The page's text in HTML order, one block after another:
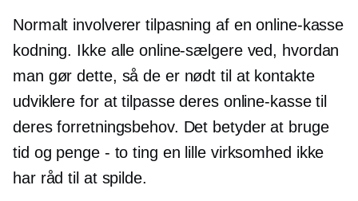
Normalt involverer tilpasning af en online-kasse
kodning. Ikke alle online-sælgere ved, hvordan
man gør dette, så de er nødt til at kontakte
udviklere for at tilpasse deres online-kasse til
deres forretningsbehov. Det betyder at bruge
tid og penge - to ting en lille virksomhed ikke
har råd til at spilde.